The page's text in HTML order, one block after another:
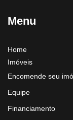
Menu
Home
Imóveis
Encomende seu
Equipe
Financiamento